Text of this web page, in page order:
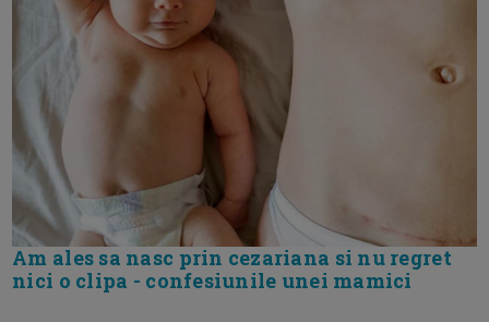
Am ales sa nasc prin cezariana si nu regret
nici o clipa - confesiunile unei mamici